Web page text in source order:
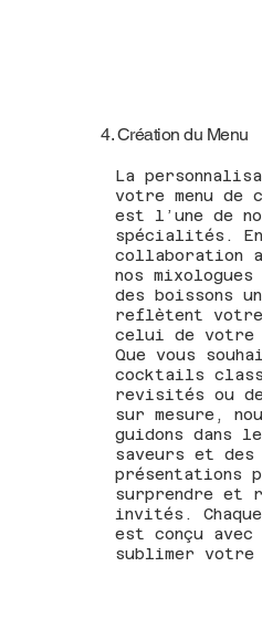
4. Création du Menu
La
votre menu de
est l’une de
spécialités. En
collaboration
nos mixologues
des boissons
reflètent
celui de votre
Que vous
cocktails
revisités ou
sur mesure,
guidons dans
saveurs et des
présentations
surprendre et
invités.
est conçu avec
sublimer votre